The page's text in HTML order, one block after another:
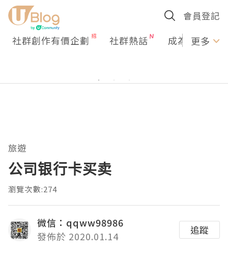
會員登記
社群創作有價企劃 社群熱話 成為U更多
旅遊
公司银行卡买卖
瀏覽次數:274
微信：qqww98986
發佈於 2020.01.14
追蹤